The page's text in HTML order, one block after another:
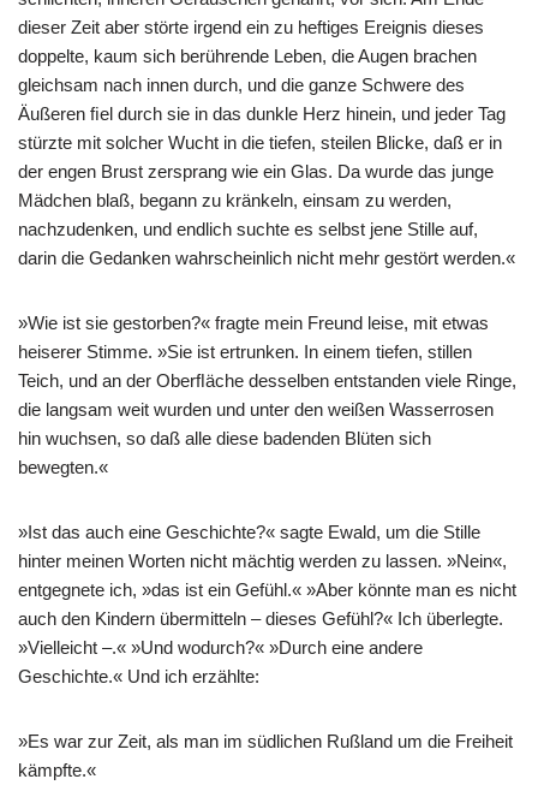
dieser Zeit aber störte irgend ein zu heftiges Ereignis dieses
doppelte, kaum sich berührende Leben, die Augen brachen
gleichsam nach innen durch, und die ganze Schwere des
Äußeren ﬁel durch sie in das dunkle Herz hinein, und jeder Tag
stürzte mit solcher Wucht in die tiefen, steilen Blicke, daß er in
der engen Brust zersprang wie ein Glas. Da wurde das junge
Mädchen blaß, begann zu kränkeln, einsam zu werden,
nachzudenken, und endlich suchte es selbst jene Stille auf,
darin die Gedanken wahrscheinlich nicht mehr gestört werden.«
»Wie ist sie gestorben?« fragte mein Freund leise, mit etwas
heiserer Stimme. »Sie ist ertrunken. In einem tiefen, stillen
Teich, und an der Oberﬂäche desselben entstanden viele Ringe,
die langsam weit wurden und unter den weißen Wasserrosen
hin wuchsen, so daß alle diese badenden Blüten sich
bewegten.«
»Ist das auch eine Geschichte?« sagte Ewald, um die Stille
hinter meinen Worten nicht mächtig werden zu lassen. »Nein«,
entgegnete ich, »das ist ein Gefühl.« »Aber könnte man es nicht
auch den Kindern übermitteln – dieses Gefühl?« Ich überlegte.
»Vielleicht –.« »Und wodurch?« »Durch eine andere
Geschichte.« Und ich erzählte:
»Es war zur Zeit, als man im südlichen Rußland um die Freiheit
kämpfte.«